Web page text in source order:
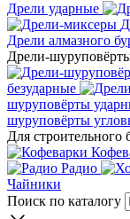
Дрели ударные
Дрели алмазного
Дрели-
безударные
шуруповёрты
шуруповёрты
Для строительного
Радио
Чайники
Поиск по каталогу